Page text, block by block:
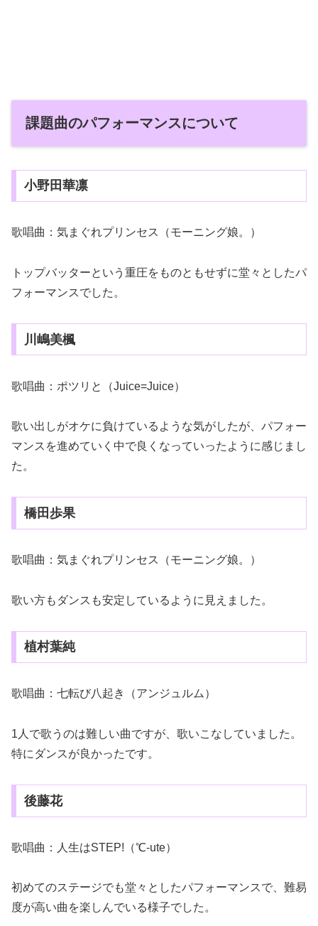
課題曲のパフォーマンスについて
小野田華凛
歌唱曲：気まぐれプリンセス（モーニング娘。）
トップバッターという重圧をものともせずに堂々としたパ
フォーマンスでした。
川嶋美楓
歌唱曲：ポツリと（Juice=Juice）
歌い出しがオケに負けているような気がしたが、パフォー
マンスを進めていく中で良くなっていったように感じまし
た。
橋田歩果
歌唱曲：気まぐれプリンセス（モーニング娘。）
歌い方もダンスも安定しているように見えました。
植村葉純
歌唱曲：七転び八起き（アンジュルム）
1人で歌うのは難しい曲ですが、歌いこなしていました。
特にダンスが良かったです。
後藤花
歌唱曲：人生はSTEP!（℃-ute）
初めてのステージでも堂々としたパフォーマンスで、難易
度が高い曲を楽しんでいる様子でした。